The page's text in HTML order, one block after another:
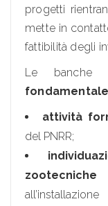
progetti
mette in
fattibilità degli
Le banche
fondamentale
attività
del PNRR;